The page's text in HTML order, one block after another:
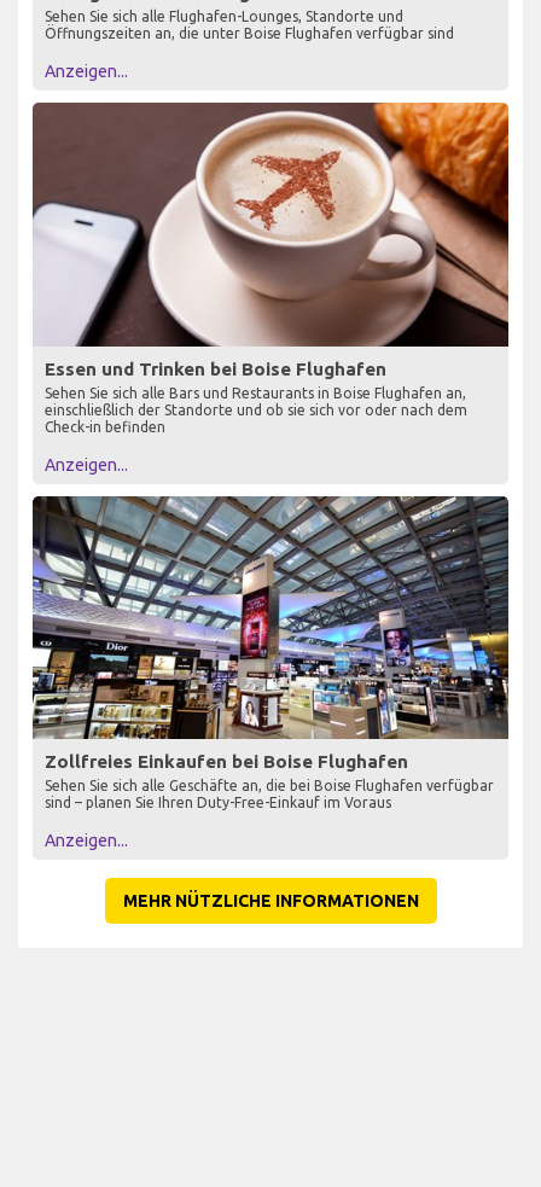
Sehen Sie sich alle Flughafen-Lounges, Standorte und
Öffnungszeiten an, die unter Boise Flughafen verfügbar sind
Anzeigen...
Essen und Trinken bei Boise Flughafen
Sehen Sie sich alle Bars und Restaurants in Boise Flughafen an,
einschließlich der Standorte und ob sie sich vor oder nach dem
Check-in befinden
Anzeigen...
Zollfreies Einkaufen bei Boise Flughafen
Sehen Sie sich alle Geschäfte an, die bei Boise Flughafen verfügbar
sind – planen Sie Ihren Duty-Free-Einkauf im Voraus
Anzeigen...
MEHR NÜTZLICHE INFORMATIONEN